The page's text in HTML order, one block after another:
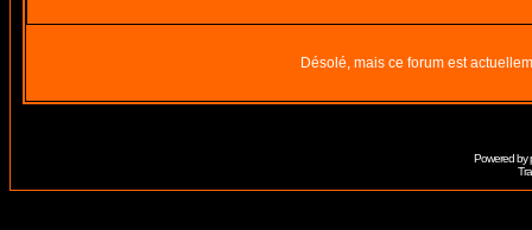
Désolé, mais ce forum est
Powered by